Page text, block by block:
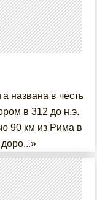
названа в честь
в 312 до н.э.
90 км из Рима в